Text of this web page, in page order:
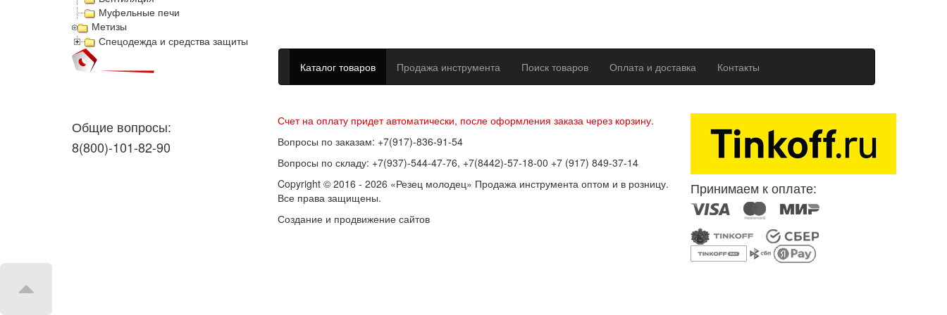
Муфельные печи
Метизы
Спецодежда и средства защиты
Каталог товаров Продажа инструмента Поиск товаров Оплата и доставка Контакты
Общие вопросы:
8(800)-101-82-90
Счет на оплату придет автоматически, после оформления заказа через корзину.
Вопросы по заказам: +7(917)-836-91-54
Вопросы по складу: +7(937)-544-47-76, +7(8442)-57-18-00 +7 (917) 849-37-14
Copyright © 2016 - 2026 «Резец молодец» Продажа инструмента оптом и в розницу.
Все права защищены.
Создание и продвижение сайтов
Принимаем к оплате: